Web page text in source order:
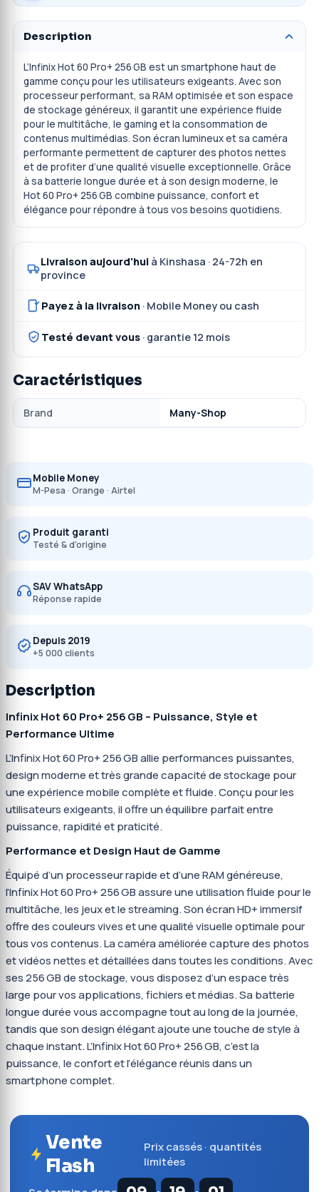
Description
L’Infinix Hot 60 Pro+ 256 GB est un smartphone haut de
gamme conçu pour les utilisateurs exigeants. Avec son
processeur performant, sa RAM optimisée et son espace
de stockage généreux, il garantit une expérience fluide
pour le multitâche, le gaming et la consommation de
contenus multimédias. Son écran lumineux et sa caméra
performante permettent de capturer des photos nettes
et de profiter d’une qualité visuelle exceptionnelle. Grâce
à sa batterie longue durée et à son design moderne, le
Hot 60 Pro+ 256 GB combine puissance, confort et
élégance pour répondre à tous vos besoins quotidiens.
Livraison aujourd'hui à Kinshasa · 24-72h en
province
Payez à la livraison · Mobile Money ou cash
Testé devant vous · garantie 12 mois
Caractéristiques
Brand Many-Shop
Mobile Money
M-Pesa · Orange · Airtel
Produit garanti
Testé & d'origine
SAV WhatsApp
Réponse rapide
Depuis 2019
+5 000 clients
Description
Infinix Hot 60 Pro+ 256 GB – Puissance, Style et
Performance Ultime
L’Infinix Hot 60 Pro+ 256 GB allie performances puissantes,
design moderne et très grande capacité de stockage pour
une expérience mobile complète et fluide. Conçu pour les
utilisateurs exigeants, il offre un équilibre parfait entre
puissance, rapidité et praticité.
Performance et Design Haut de Gamme
Équipé d’un processeur rapide et d’une RAM généreuse,
l’Infinix Hot 60 Pro+ 256 GB assure une utilisation fluide pour le
multitâche, les jeux et le streaming. Son écran HD+ immersif
offre des couleurs vives et une qualité visuelle optimale pour
tous vos contenus. La caméra améliorée capture des photos
et vidéos nettes et détaillées dans toutes les conditions. Avec
ses 256 GB de stockage, vous disposez d’un espace très
large pour vos applications, fichiers et médias. Sa batterie
longue durée vous accompagne tout au long de la journée,
tandis que son design élégant ajoute une touche de style à
chaque instant. L’Infinix Hot 60 Pro+ 256 GB, c’est la
puissance, le confort et l’élégance réunis dans un
smartphone complet.
Vente
Flash
Prix cassés · quantités
limitées